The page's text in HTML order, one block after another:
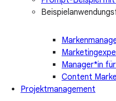
Manager*in
Content
Projektmanagement